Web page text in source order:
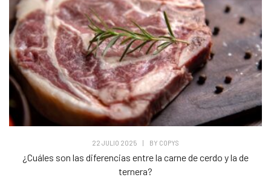
22 JULIO 2025 BY COPYS
¿Cuáles son las diferencias entre la carne de cerdo y la de
ternera?